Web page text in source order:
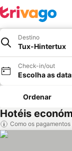
Destino
Tux-Hintertux
Check-in/out
Escolha as
Ordenar
Hotéis
Como os